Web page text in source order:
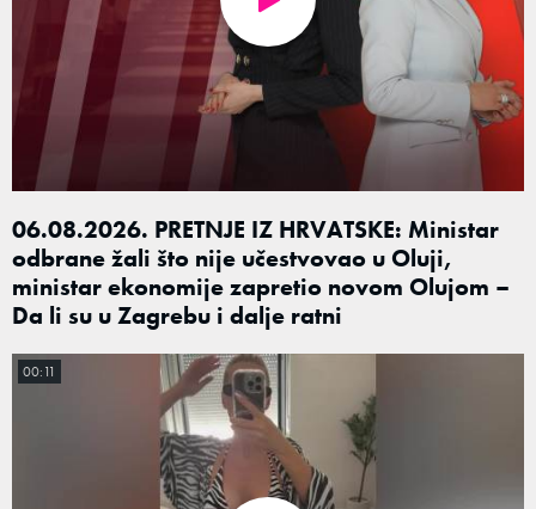
06.08.2026. PRETNJE IZ HRVATSKE: Ministar
odbrane žali što nije učestvovao u Oluji,
ministar ekonomije zapretio novom Olujom –
Da li su u Zagrebu i dalje ratni
00:11